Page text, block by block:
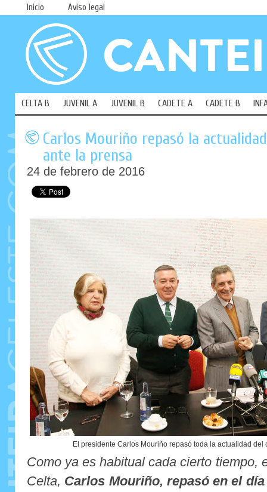
Inicio Aviso legal
CELTA B JUVENIL A JUVENIL B CADETE A CADETE B
Carlos Mouriño repasó la
ante la prensa
24 de febrero de 2016
El presidente Carlos Mouriño repasó toda la actualidad del
Como ya es habitual cada cierto tiempo,
Celta, Carlos Mouriño, repasó en el